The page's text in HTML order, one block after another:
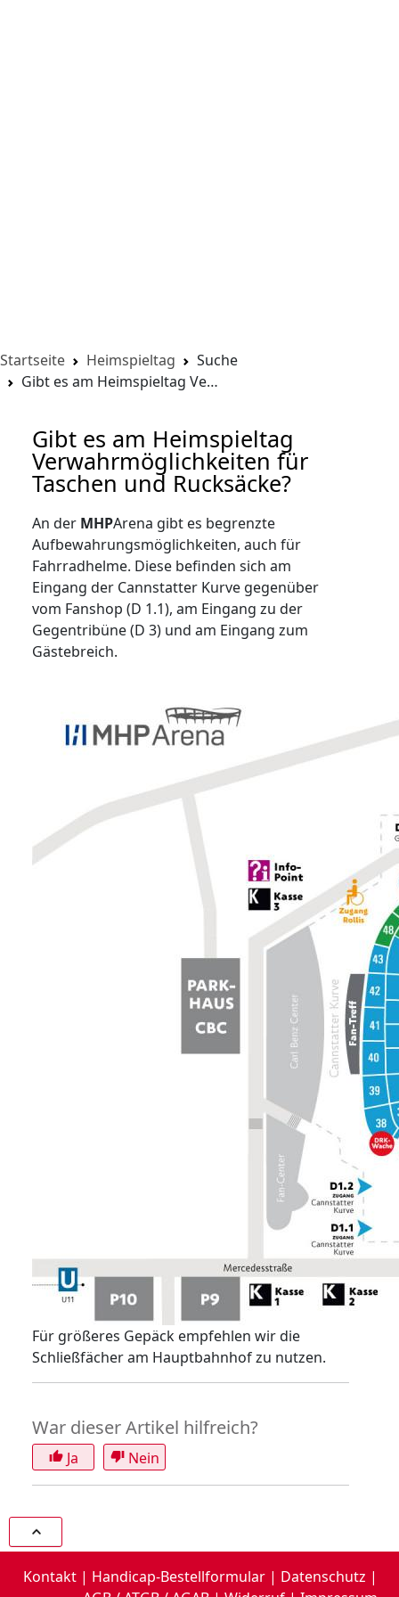
Startseite Heimspieltag
Suche
Gibt es am Heimspieltag Verwahrmöglichkeiten für Taschen und Rucksäcke?
Gibt es am Heimspieltag
Verwahrmöglichkeiten für
Taschen und Rucksäcke?
An der MHPArena gibt es begrenzte
Aufbewahrungsmöglichkeiten, auch für
Fahrradhelme. Diese befinden sich am
Eingang der Cannstatter Kurve gegenüber
vom Fanshop (D 1.1), am Eingang zu der
Gegentribüne (D 3) und am Eingang zum
Gästebreich.
Für größeres Gepäck empfehlen wir die
Schließfächer am Hauptbahnhof zu nutzen.
War dieser Artikel hilfreich?
thumb_up Ja thumb_down Nein
Kontakt | Handicap-Bestellformular | Datenschutz |